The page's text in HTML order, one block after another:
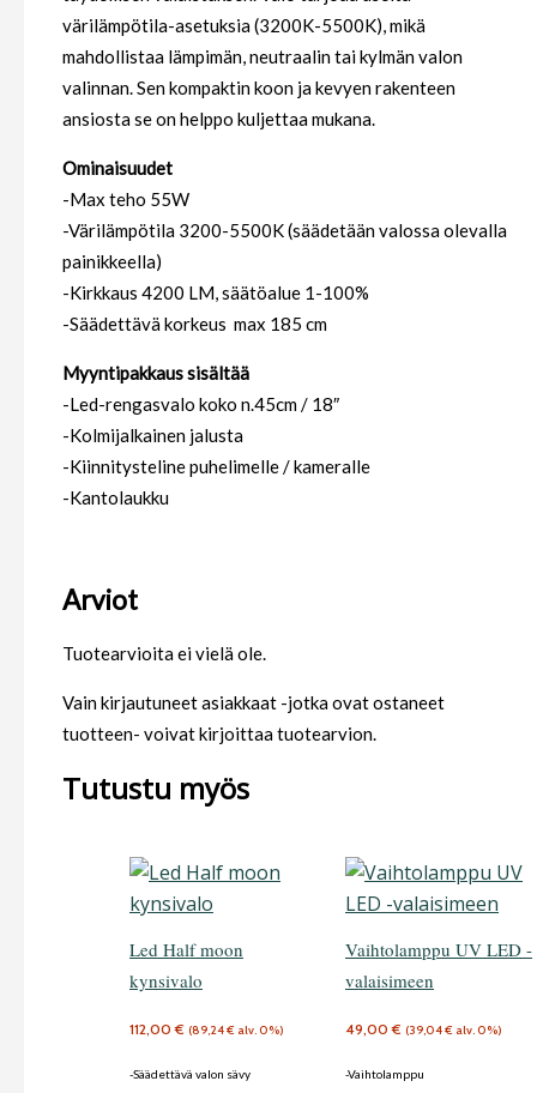
värilämpötila-asetuksia (3200K-5500K), mikä
mahdollistaa lämpimän, neutraalin tai kylmän valon
valinnan. Sen kompaktin koon ja kevyen rakenteen
ansiosta se on helppo kuljettaa mukana.
Ominaisuudet
-Max teho 55W
-Värilämpötila 3200-5500K (säädetään valossa olevalla
painikkeella)
-Kirkkaus 4200 LM, säätöalue 1-100%
-Säädettävä korkeus max 185 cm
Myyntipakkaus sisältää
-Led-rengasvalo koko n.45cm / 18″
-Kolmijalkainen jalusta
-Kiinnitysteline puhelimelle / kameralle
-Kantolaukku
Arviot
Tuotearvioita ei vielä ole.
Vain kirjautuneet asiakkaat -jotka ovat ostaneet
tuotteen- voivat kirjoittaa tuotearvion.
Tutustu myös
Led Half moon
kynsivalo
112,00€ (89,24€ alv. 0%)
-Säädettävä valon sävy
Vaihtolamppu UV LED -
valaisimeen
49,00€ (39,04€ alv. 0%)
-Vaihtolamppu